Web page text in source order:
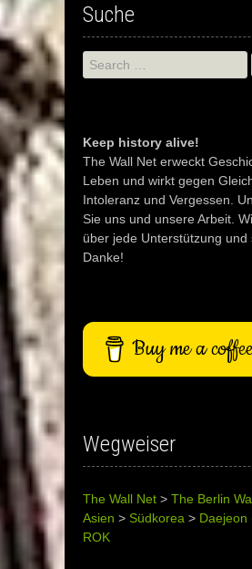
Suche
Search
for:
Keep history alive!
The Wall Net erweckt
Leben und wirkt gegen
Intoleranz und Vergessen.
Sie uns und unsere Arbeit.
über jede Unterstützung und
Danke!
Buy me a
Wegweiser
The Wall Net > The Berlin
Asien > Südkorea > Daejeon
ROK